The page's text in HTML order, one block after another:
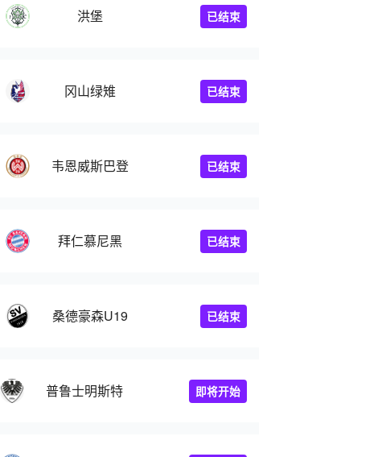
洪堡 已结束
冈山绿雉 已结束
韦恩威斯巴登 已结束
拜仁慕尼黑 已结束
桑德豪森U19 已结束
普鲁士明斯特 即将开始